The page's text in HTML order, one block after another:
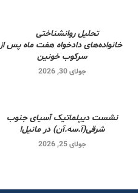
تحلیل روانشناختی
خانواده‌های دادخواه هفت ماه پس از
سرکوب خونین
جولای 30, 2026
نشست دیپلماتیک آسیای جنوب
شرقی‌(آ.سه.آن) در مانیل!
جولای 25, 2026